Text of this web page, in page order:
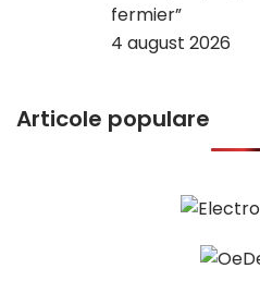
fermier”
4 august 2026
Articole populare